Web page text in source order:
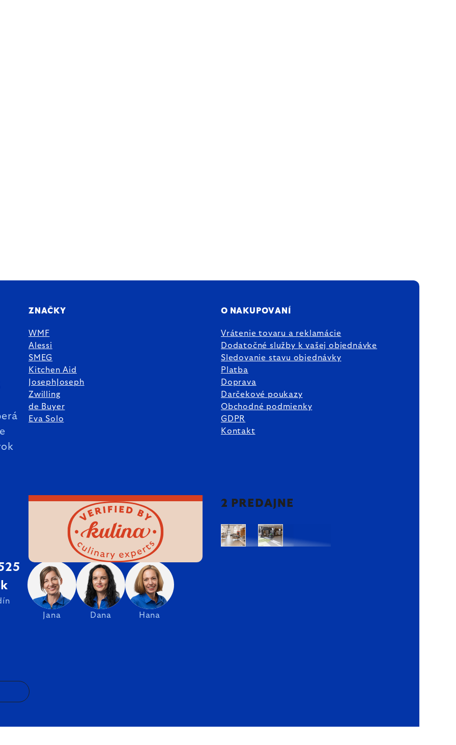
ZNAČKY
WMF
Alessi
SMEG
Kitchen Aid
JosephJoseph
Zwilling
de Buyer
Eva Solo
O NAKUPOVANÍ
Vrátenie tovaru a reklamácie
Dodatočné služby k vašej objednávke
Sledovanie stavu objednávky
Platba
Doprava
Darčekové poukazy
Obchodné podmienky
GDPR
Kontakt
Jana Dana Hana
2 PREDAJNE